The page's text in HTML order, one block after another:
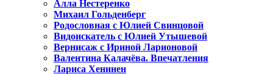
Алла Нестеренко
Михаил Гольденберг
Родословная с Юлией Свинцовой
Видоискатель с Юлией Утышевой
Вернисаж с Ириной Ларионовой
Валентина Калачёва. Впечатления
Лариса Хенинен